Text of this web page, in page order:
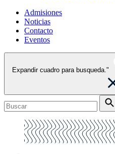
Admisiones
Noticias
Contacto
Eventos
Expandir cuadro para busqueda."